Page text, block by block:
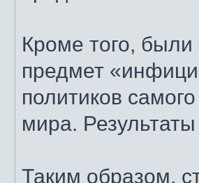
Кроме того,
предмет
политиков
мира.
Таким образом,